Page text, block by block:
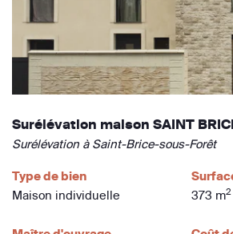
Surélévation maison SAINT
Surélévation à Saint-Brice-sous-Forêt
Type de bien
Maison individuelle
373 m2